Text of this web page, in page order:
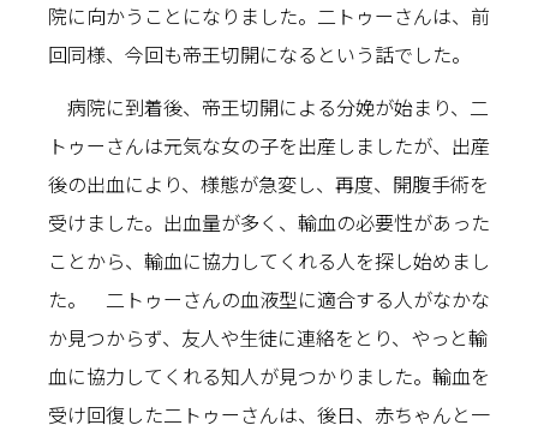
院に向かうことになりました。二トゥーさんは、前
回同様、今回も帝王切開になるという話でした。
病院に到着後、帝王切開による分娩が始まり、二
トゥーさんは元気な女の子を出産しましたが、出産
後の出血により、様態が急変し、再度、開腹手術を
受けました。出血量が多く、輸血の必要性があった
ことから、輸血に協力してくれる人を探し始めまし
た。 二トゥーさんの血液型に適合する人がなかな
か見つからず、友人や生徒に連絡をとり、やっと輸
血に協力してくれる知人が見つかりました。輸血を
受け回復した二トゥーさんは、後日、赤ちゃんと一